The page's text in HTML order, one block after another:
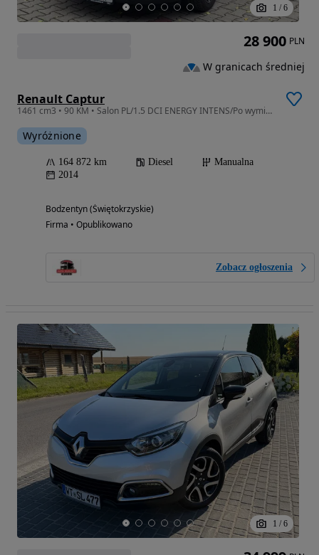
1 / 6
Renault Captur
1461 cm3 • 90 KM • Salon PL/1.5 DCI ENERGY INTENS/Po wymianie rozrządu/Ekonomiczny
Wyróżnione
164 872 km Diesel
Manualna
2014
Bodzentyn (Świętokrzyskie)
Firma • Opublikowano
Zobacz ogłoszenia
28 900 PLN
W granicach średniej
1 / 6